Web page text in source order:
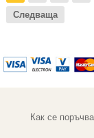
Следваща
Как се поръчва